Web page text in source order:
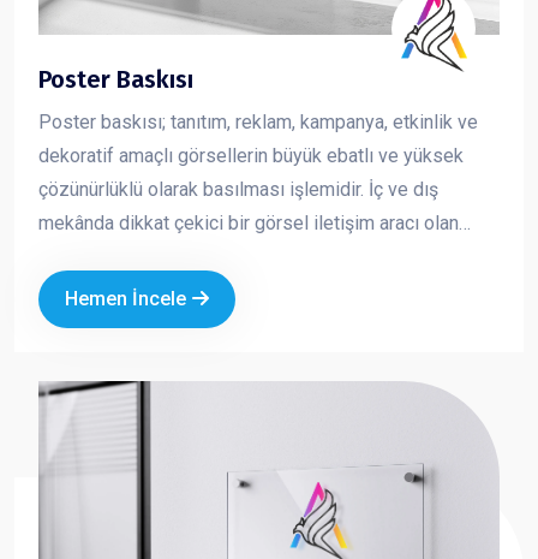
Poster Baskısı
Poster baskısı; tanıtım, reklam, kampanya, etkinlik ve
dekoratif amaçlı görsellerin büyük ebatlı ve yüksek
çözünürlüklü olarak basılması işlemidir. İç ve dış
mekânda dikkat çekici bir görsel iletişim aracı olan
iletmesini sağlar. Kurumsal tasarım ve kaliteli baskı
teknikleriyle üretilen posterler, markanızın profesyonel
Hemen İncele